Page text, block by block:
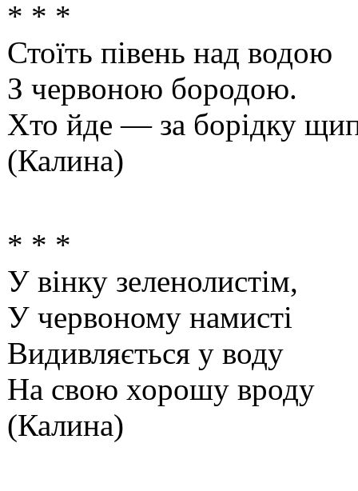
* * *
Стоїть півень над водою
З червоною бородою.
Хто йде — за борідку
(Калина)
* * *
У вінку зеленолистім,
У червоному намисті
Видивляється у воду
На свою хорошу вроду
(Калина)